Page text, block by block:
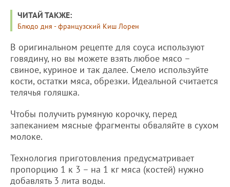
ЧИТАЙ ТАКЖЕ:
Блюдо дня - французский Киш Лорен
В оригинальном рецепте для соуса используют
говядину, но вы можете взять любое мясо –
свиное, куриное и так далее. Смело используйте
кости, остатки мяса, обрезки. Идеальной считается
телячья голяшка.
Чтобы получить румяную корочку, перед
запеканием мясные фрагменты обваляйте в сухом
молоке.
Технология приготовления предусматривает
пропорцию 1 к 3 – на 1 кг мяса (костей) нужно
добавлять 3 лита воды.